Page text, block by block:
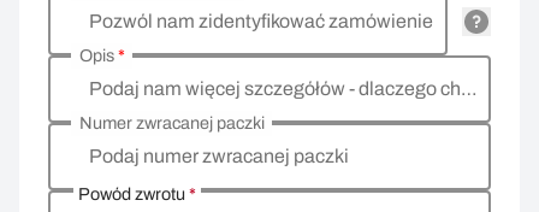
Pozwól nam zidentyfikować zamówienie
Podaj nam więcej szczegółów - dlaczego chcesz zwrócić towar, co jest powodem?
Opis*
Podaj numer zwracanej paczki
Numer zwracanej paczki
Powód zwrotu*